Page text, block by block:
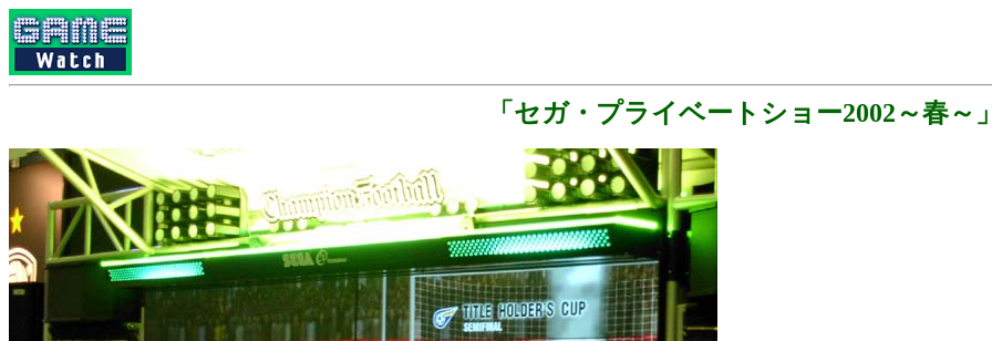
「セガ・プライベートショー2002～春～」